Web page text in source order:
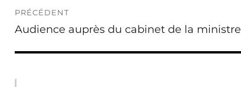
de
l’article
PRÉCÉDENT
Publication
Audience auprès du cabinet de la ministre